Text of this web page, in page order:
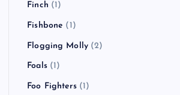
Finch (1)
Fishbone (1)
Flogging Molly (2)
Foals(1)
Foo Fighters(1)